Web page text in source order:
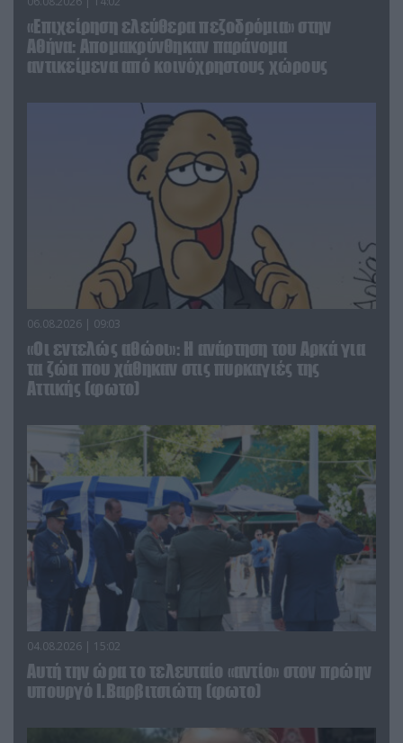
«Επιχείρηση ελεύθερα πεζοδρόμια» στην
Αθήνα: Απομακρύνθηκαν παράνομα
αντικείμενα από κοινόχρηστους χώρους
06.08.2026 | 09:03
«Οι εντελώς αθώοι»: Η ανάρτηση του Αρκά για
τα ζώα που χάθηκαν στις πυρκαγιές της
Αττικής (φωτο)
04.08.2026 | 15:02
Αυτή την ώρα το τελευταίο «αντίο» στον πρώην
υπουργό Ι.Βαρβιτσιώτη (φωτο)